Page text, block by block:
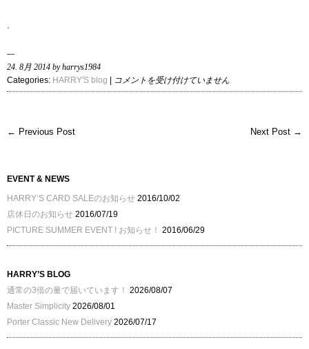
.
24. 8月 2014 by harrys1984
Categories: HARRY'S blog
ス
タ
コメントを受け付けていません
← Previous Post Next Post →
EVENT & NEWS
HARRY’S CARD SALEのお知らせ 2016/10/02
店休日のお知らせ 2016/07/19
PICTURE SUMMER EVENT ! お知らせ！ 2016/06/29
HARRY’S BLOG
通常の3倍の量で届いています！ 2026/08/07
Master Simplicity 2026/08/01
Porter Classic New Delivery 2026/07/17